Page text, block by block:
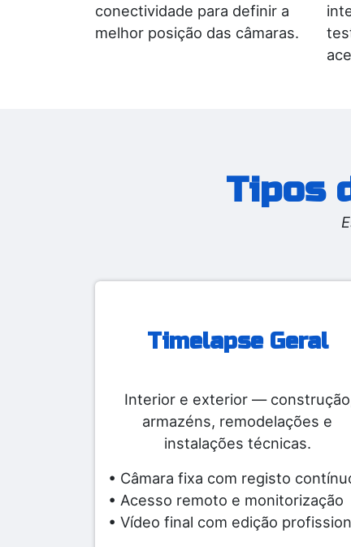
conectividade para definir a
melhor posição das câmaras.
Tipos
Timelapse Geral
Interior e exterior —
armazéns, remodelações e
instalações técnicas.
• Câmara fixa com registo
• Acesso remoto e monitorização
• Vídeo final com edição